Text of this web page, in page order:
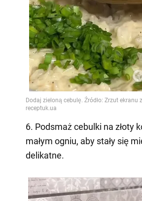
6. Podsmaż cebulki na złoty
małym ogniu, aby stały się
delikatne.